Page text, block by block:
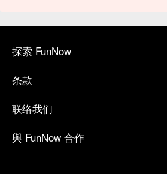
探索 FunNow
条款
联络我们
與 FunNow 合作